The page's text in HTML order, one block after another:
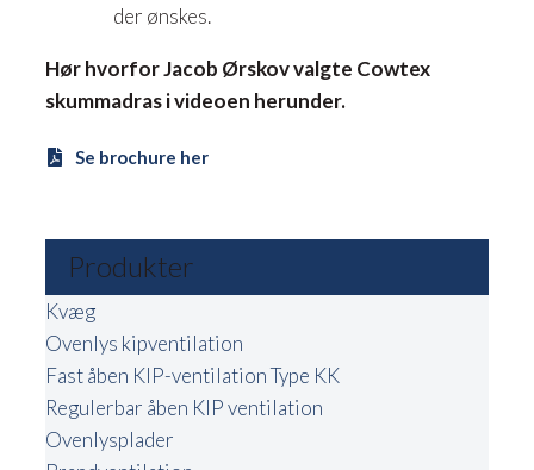
Produkter
Kvæg
Ovenlys kipventilation
Fast åben KIP-ventilation Type KK
Regulerbar åben KIP ventilation
Ovenlysplader
der ønskes.
Hør hvorfor Jacob Ørskov valgte Cowtex
skummadras i videoen herunder.
Se brochure her